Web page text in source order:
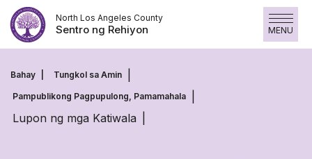
Laktawan
ang
nilalaman
North Los Angeles County
Sentro ng Rehiyon MENU
Bahay Tungkol sa Amin
Pampublikong Pagpupulong, Pamamahala
Lupon ng mga Katiwala